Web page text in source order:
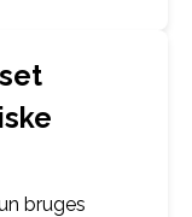
bruges